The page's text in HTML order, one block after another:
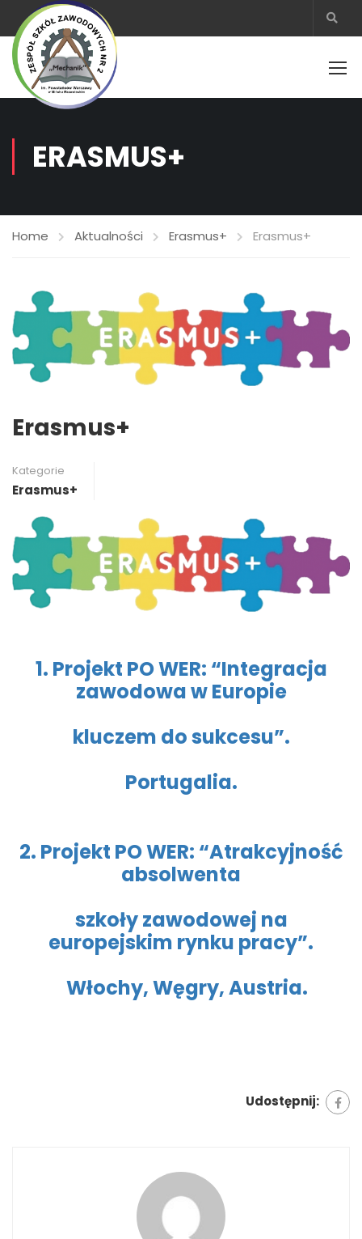
ERASMUS+
Home Aktualności Erasmus+ Erasmus+
Erasmus+
Kategorie
Erasmus+
1. Projekt PO WER: “Integracja
zawodowa w Europie
kluczem do sukcesu”.
Portugalia.
2. Projekt PO WER: “Atrakcyjność
absolwenta
szkoły zawodowej na
europejskim rynku pracy”.
Włochy, Węgry, Austria.
Udostępnij: